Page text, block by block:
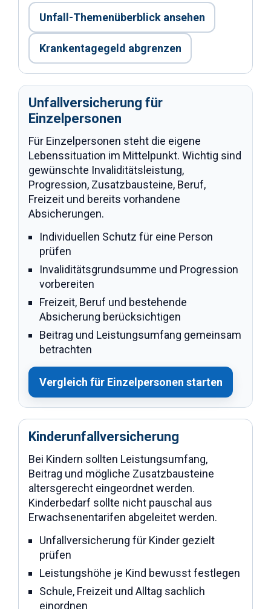
Unfall-Themenüberblick ansehen
Krankentagegeld abgrenzen
Unfallversicherung für
Einzelpersonen
Für Einzelpersonen steht die eigene
Lebenssituation im Mittelpunkt. Wichtig sind
gewünschte Invaliditätsleistung,
Progression, Zusatzbausteine, Beruf,
Freizeit und bereits vorhandene
Absicherungen.
Individuellen Schutz für eine Person
prüfen
Invaliditätsgrundsumme und Progression
vorbereiten
Freizeit, Beruf und bestehende
Absicherung berücksichtigen
Beitrag und Leistungsumfang gemeinsam
betrachten
Vergleich für Einzelpersonen starten
Kinderunfallversicherung
Bei Kindern sollten Leistungsumfang,
Beitrag und mögliche Zusatzbausteine
altersgerecht eingeordnet werden.
Kinderbedarf sollte nicht pauschal aus
Erwachsenentarifen abgeleitet werden.
Unfallversicherung für Kinder gezielt
prüfen
Leistungshöhe je Kind bewusst festlegen
Schule, Freizeit und Alltag sachlich
einordnen